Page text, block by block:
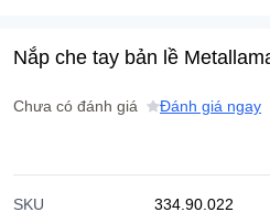
Nắp che tay bản lề
Chưa có đánh giá Đánh giá ngay
SKU
334.90.022